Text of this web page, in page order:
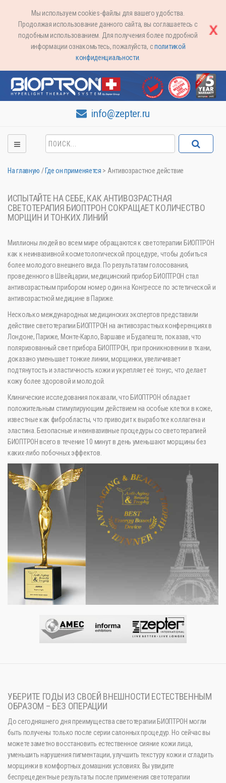
Мы используем cookies-файлы для вашего удобства.
Продолжая использование данного сайта, вы соглашаетесь с
подобным использованием. Для получения более подробной
информации ознакомьтесь, пожалуйста, сполитикой
конфиденциальности
info@zepter.ru
На главную / Где он применяется > Антивозрастное действие
ИСПЫТАЙТЕ НА СЕБЕ, КАК АНТИВОЗРАСТНАЯ
СВЕТОТЕРАПИЯ БИОПТРОН СОКРАЩАЕТ КОЛИЧЕСТВО
МОРЩИН И ТОНКИХ ЛИНИЙ
Миллионы людей во всем мире обращаются к светотерапии БИОПТРОН
как к неинвазивной косметологической процедуре, чтобы добиться
более молодого внешнего вида. По результатам голосования,
проведенного в Швейцарии, медицинский прибор БИОПТРОН стал
антивозрастным прибором номер один на Конгрессе по эстетической и
антивозрастной медицине в Париже.
Несколько международных медицинских экспертов представили
действие светотерапии БИОПТРОН на антивозрастных конференциях в
Лондоне, Париже, Монте-Карло, Варшаве и Будапеште, показав, что
поляризованный свет прибора БИОПТРОН, при проникновении в ткани,
доказано уменьшает тонкие линии, морщинки, увеличивает
подтянутость и эластичность кожи и укрепляет её тонус, что делает
кожу более здоровой и молодой.
Клинические исследования показали, что БИОПТРОН обладает
положительным стимулирующим действием на особые клетки в коже,
известные как фибробласты, что приводит к выработке коллагена и
эластина. Безопасные и неинвазивные процедуры со светотерапией
БИОПТРОН всего в течение 10 минут в день уменьшают морщины без
каких-либо побочных эффектов.
УБЕРИТЕ ГОДЫ ИЗ СВОЕЙ ВНЕШНОСТИ ЕСТЕСТВЕННЫМ
ОБРАЗОМ – БЕЗ ОПЕРАЦИИ
До сегодняшнего дня преимущества светотерапии БИОПТРОН могли
быть получены только после серии салонных процедур. Но сейчас вы
можете заметно восстановить естественное сияние кожи лица,
уменьшить нарушения пигментации, улучшить текстуру кожи и сгладить
морщинки в комфортных домашних условиях. Вы увидите
беспрецедентные результаты после применения светотерапии